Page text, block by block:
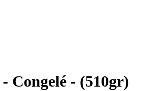
Congelé - (510gr)